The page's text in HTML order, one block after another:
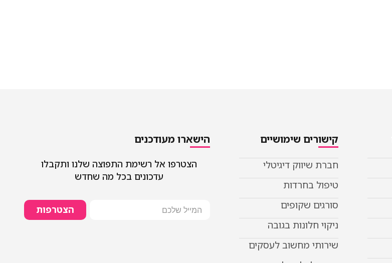
קישורים שימושיים
חברת שיווק דיגיטלי
טיפול בחרדות
סורגים שקופים
ניקוי חלונות בגובה
שירותי מחשוב לעסקים
הישארו מעודכנים
הצטרפו אל רשימת התפוצה שלנו ותקבלו
עדכונים בכל מה שחדש
הצטרפות